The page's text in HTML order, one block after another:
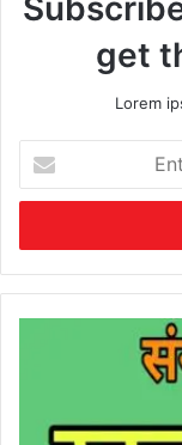
get
Lorem
your
Email